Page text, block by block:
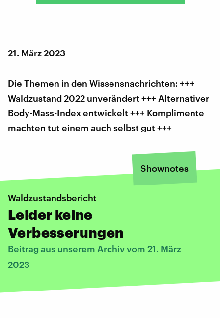
21. März 2023
Die Themen in den Wissensnachrichten: +++
Waldzustand 2022 unverändert +++ Alternativer
Body-Mass-Index entwickelt +++ Komplimente
machten tut einem auch selbst gut +++
Shownotes
Waldzustandsbericht
Leider keine
Verbesserungen
Beitrag aus unserem Archiv vom 21. März
2023